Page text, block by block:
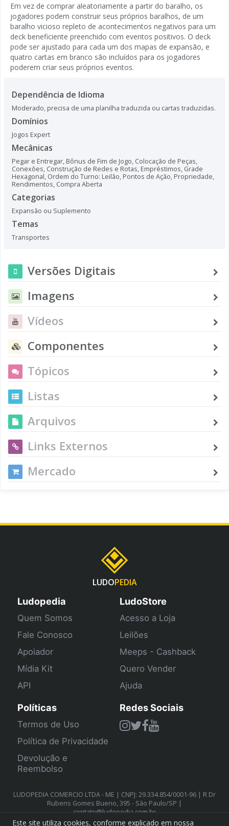
Em vez de comprar aleatoriamente a partir do baralho, os
jogadores podem construir seus próprios baralhos, de um
baralho vicioso repleto de acontecimentos negativos para um
deck beneficiente preenchido com eventos positivos. O deck
pode ser ajustado para cada um dos mapas de expansão, e
quatro cartas em branco são incluídos para os jogadores
poderem criar seus próprios eventos.
Dependência de Idioma
Moderado, precisa de uma planilha traduzida ou cartas traduzidas.
Domínios
Jogos Expert
Mecânicas
Pegar e Entregar, Bônus de Fim de Jogo, Colocação de Peças,
Conexões, Construção de Redes e Rotas, Empréstimos, Grade
Hexagonal, Ordem do Turno: Leilão, Pontos de Ação, Propriedade,
Rendimentos, Compra Aberta
Categorias
Expansão ou Suplemento
Temas
Transportes
Versões Digitais
Imagens
Vídeos
Componentes
Tópicos
Listas
Arquivos
Links Externos
Mercado
LUDOPEDIA
Ludopedia
Quem Somos
Fale Conosco
Apoiador
Mídia Kit
API
LudoStore
Acesso a Loja
Leilões
Meeps - Cashback
Quero Vender
Ajuda
Políticas
Termos de Uso
Política de Privacidade
Devolução e
Reembolso
Redes Sociais
LUDOPEDIA COMERCIO LTDA - ME | CNPJ: 29.334.854/0001-96 | R Dr
Rubens Gomes Bueno, 395 - São Paulo/SP |
contato@ludopedia.com.br
Este site utiliza cookies, conforme explicado em nossa